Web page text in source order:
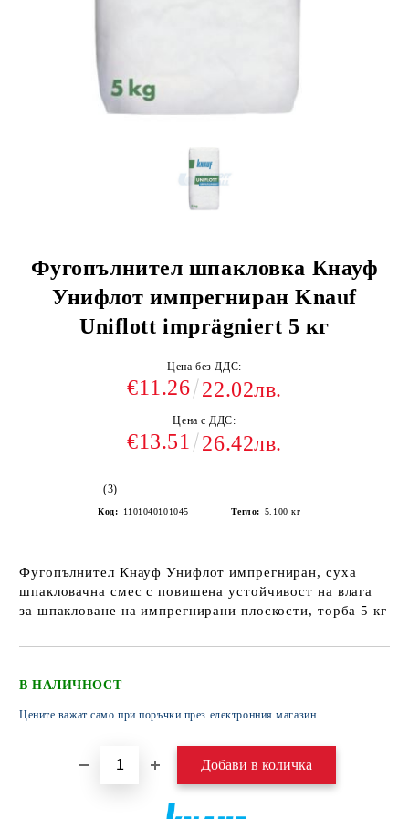
Фугопълнител шпакловка Кнауф
Унифлот импрегниран Knauf
Uniflott imprägniert 5 кг
Цена без ДДС:
€11.26 22.02лв.
Цена с ДДС:
€13.51 26.42лв.
(3)
Код: 1101040101045 Тегло: 5.100 кг
Фугопълнител Кнауф Унифлот импрегниран, суха
шпакловачна смес с повишена устойчивост на влага
за шпакловане на импрегнирани плоскости, торба 5 кг
В НАЛИЧНОСТ
Цените важат само при поръчки през електронния магазин